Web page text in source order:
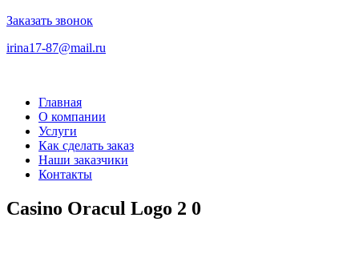
Заказать звонок
irina17-87@mail.ru
Главная
О компании
Услуги
Как сделать заказ
Наши заказчики
Контакты
Casino Oracul Logo 2 0